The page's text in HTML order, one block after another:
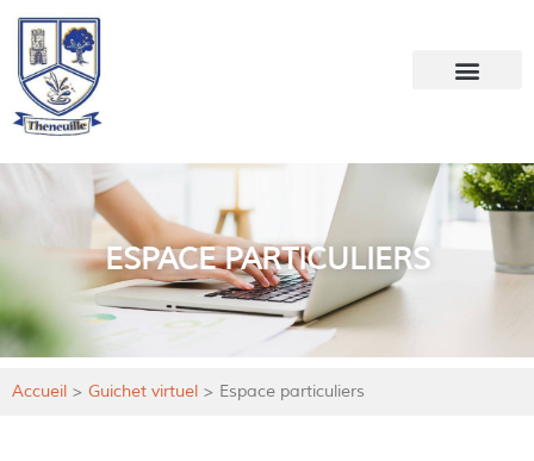
ESPACE PARTICULIERS
Accueil > Guichet virtuel > Espace particuliers